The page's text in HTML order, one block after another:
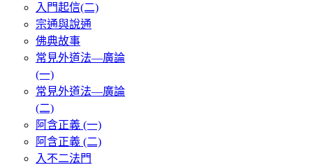
入門起信(二)
宗通與說通
佛典故事
常見外道法—廣論
(一)
常見外道法—廣論
(二)
阿含正義 (一)
阿含正義 (二)
入不二法門